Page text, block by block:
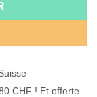
CHF ! Et offerte